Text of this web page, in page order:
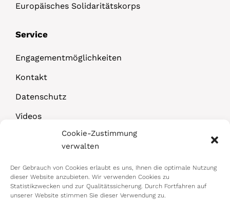
Cookie-Zustimmung
verwalten
Der Gebrauch von Cookies erlaubt es uns, Ihnen die optimale Nutzung
dieser Website anzubieten. Wir verwenden Cookies zu
Statistikzwecken und zur Qualitätssicherung. Durch Fortfahren auf
unserer Website stimmen Sie dieser Verwendung zu.
Europäisches Solidaritätskorps
Service
Engagementmöglichkeiten
Kontakt
Datenschutz
Videos